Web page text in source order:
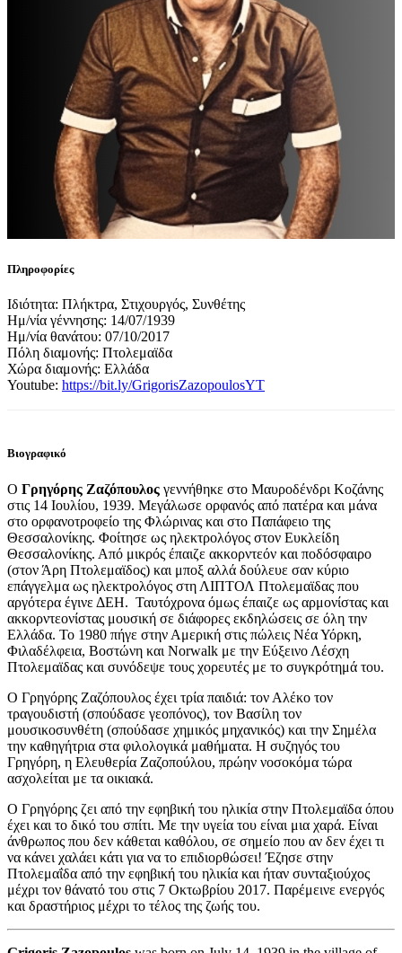
Πληροφορίες
Ιδιότητα: Πλήκτρα, Στιχουργός, Συνθέτης
Ημ/νία γέννησης: 14/07/1939
Ημ/νία θανάτου: 07/10/2017
Πόλη διαμονής: Πτολεμαϊδα
Χώρα διαμονής: Ελλάδα
Youtube: https://bit.ly/GrigorisZazopoulosYT
Βιογραφικό
Ο Γρηγόρης Ζαζόπουλος γεννήθηκε στο Μαυροδένδρι Κοζάνης
στις 14 Ιουλίου, 1939. Μεγάλωσε ορφανός από πατέρα και μάνα
στο ορφανοτροφείο της Φλώρινας και στο Παπάφειο της
Θεσσαλονίκης. Φοίτησε ως ηλεκτρολόγος στον Ευκλείδη
Θεσσαλονίκης. Από μικρός έπαιζε ακκορντεόν και ποδόσφαιρο
(στον Άρη Πτολεμαϊδος) και μποξ αλλά δούλευε σαν κύριο
επάγγελμα ως ηλεκτρολόγος στη ΛΙΠΤΟΛ Πτολεμαϊδας που
αργότερα έγινε ΔΕΗ. Ταυτόχρονα όμως έπαιζε ως αρμονίστας και
ακκορντεονίστας μουσική σε διάφορες εκδηλώσεις σε όλη την
Ελλάδα. Το 1980 πήγε στην Αμερική στις πώλεις Νέα Υόρκη,
Φιλαδέλφεια, Βοστώνη και Norwalk με την Εύξεινο Λέσχη
Πτολεμαϊδας και συνόδεψε τους χορευτές με το συγκρότημά του.
Ο Γρηγόρης Ζαζόπουλος έχει τρία παιδιά: τον Αλέκο τον
τραγουδιστή (σπούδασε γεοπόνος), τον Βασίλη τον
μουσικοσυνθέτη (σπούδασε χημικός μηχανικός) και την Σημέλα
την καθηγήτρια στα φιλολογικά μαθήματα. Η συζηγός του
Γρηγόρη, η Ελευθερία Ζαζοπούλου, πρώην νοσοκόμα τώρα
ασχολείται με τα οικιακά.
Ο Γρηγόρης ζει από την εφηβική του ηλικία στην Πτολεμαϊδα όπου
έχει και το δικό του σπίτι. Με την υγεία του είναι μια χαρά. Είναι
άνθρωπος που δεν κάθεται καθόλου, σε σημείο που αν δεν έχει τι
να κάνει χαλάει κάτι για να το επιδιορθώσει! Έζησε στην
Πτολεμαΐδα από την εφηβική του ηλικία και ήταν συνταξιούχος
μέχρι τον θάνατό του στις 7 Οκτωβρίου 2017. Παρέμεινε ενεργός
και δραστήριος μέχρι το τέλος της ζωής του.